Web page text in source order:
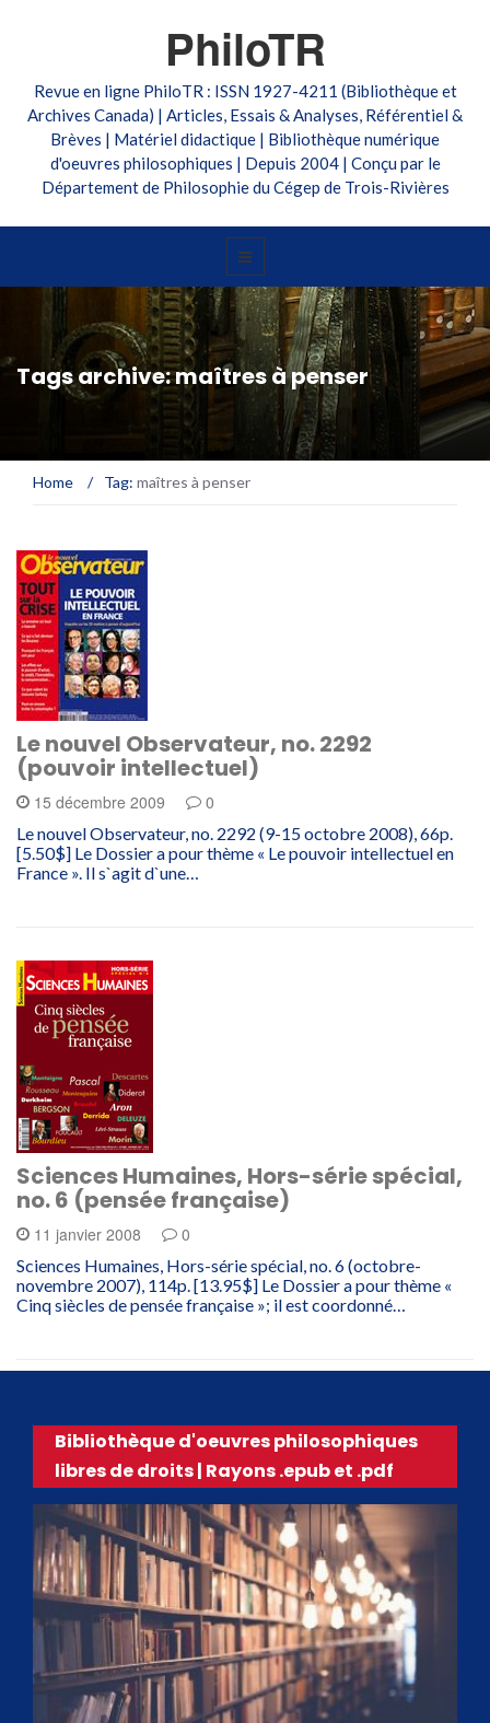
PhiloTR
Revue en ligne PhiloTR : ISSN 1927-4211 (Bibliothèque et
Archives Canada) | Articles, Essais & Analyses, Référentiel &
Brèves | Matériel didactique | Bibliothèque numérique
d'oeuvres philosophiques | Depuis 2004 | Conçu par le
Département de Philosophie du Cégep de Trois-Rivières
Tags archive: maîtres à penser
Home / Tag: maîtres à penser
Le nouvel Observateur, no. 2292
(pouvoir intellectuel)
15 décembre 2009 0
Le nouvel Observateur, no. 2292 (9-15 octobre 2008), 66p.
[5.50$] Le Dossier a pour thème « Le pouvoir intellectuel en
France ». Il s`agit d`une…
Sciences Humaines, Hors-série spécial,
no. 6 (pensée française)
11 janvier 2008 0
Sciences Humaines, Hors-série spécial, no. 6 (octobre-
novembre 2007), 114p. [13.95$] Le Dossier a pour thème «
Cinq siècles de pensée française »; il est coordonné…
Bibliothèque d'oeuvres philosophiques
libres de droits | Rayons .epub et .pdf